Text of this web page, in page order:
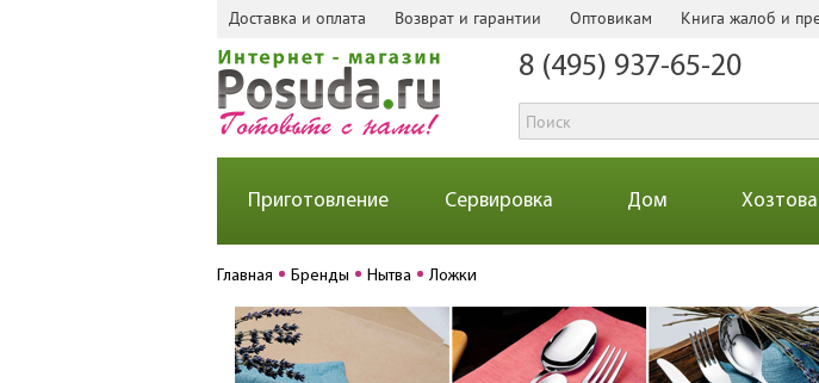
Доставка и оплата Возврат и гарантии Оптовикам Книга жалоб и
8 (495) 937-65-20
Приготовление Сервировка Дом
Главная Бренды Нытва Ложки